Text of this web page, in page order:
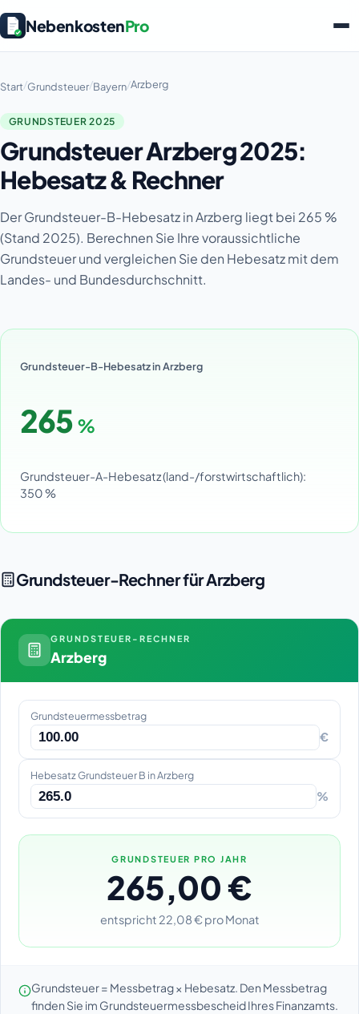
NebenkostenPro
Start/Grundsteuer/Bayern/Arzberg
GRUNDSTEUER 2025
Grundsteuer Arzberg 2025:
Hebesatz & Rechner
Der Grundsteuer-B-Hebesatz in Arzberg liegt bei 265 %
(Stand 2025). Berechnen Sie Ihre voraussichtliche
Grundsteuer und vergleichen Sie den Hebesatz mit dem
Landes- und Bundesdurchschnitt.
Grundsteuer-B-Hebesatz in Arzberg
265 %
Grundsteuer-A-Hebesatz (land-/forstwirtschaftlich):
350 %
Grundsteuer-Rechner für Arzberg
GRUNDSTEUER-RECHNER
Arzberg
Grundsteuermessbetrag
€
Hebesatz Grundsteuer B in Arzberg
%
GRUNDSTEUER PRO JAHR
265,00 €
entspricht 22,08 € pro Monat
Grundsteuer = Messbetrag × Hebesatz. Den Messbetrag
finden Sie im Grundsteuermessbescheid Ihres Finanzamts.